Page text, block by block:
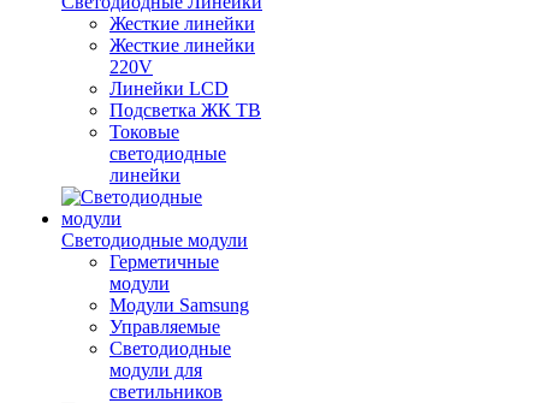
Жесткие линейки
Жесткие линейки
220V
Линейки LCD
Подсветка ЖК ТВ
Токовые
светодиодные
линейки
Светодиодные модули
Герметичные
модули
Модули Samsung
Управляемые
Светодиодные
модули для
светильников